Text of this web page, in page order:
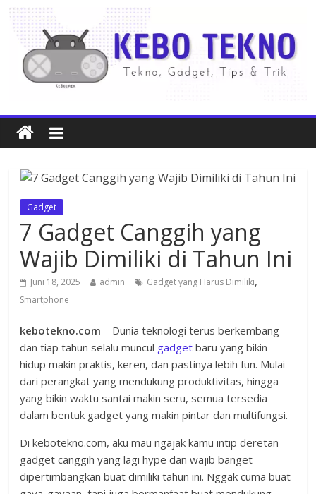
Gadget
7 Gadget Canggih yang
Wajib Dimiliki di Tahun Ini
Juni 18, 2025 admin Gadget yang Harus Dimiliki,
Smartphone
kebotekno.com – Dunia teknologi terus berkembang
dan tiap tahun selalu muncul gadget baru yang bikin
hidup makin praktis, keren, dan pastinya lebih fun. Mulai
dari perangkat yang mendukung produktivitas, hingga
yang bikin waktu santai makin seru, semua tersedia
dalam bentuk gadget yang makin pintar dan multifungsi.
Di kebotekno.com, aku mau ngajak kamu intip deretan
gadget canggih yang lagi hype dan wajib banget
dipertimbangkan buat dimiliki tahun ini. Nggak cuma buat